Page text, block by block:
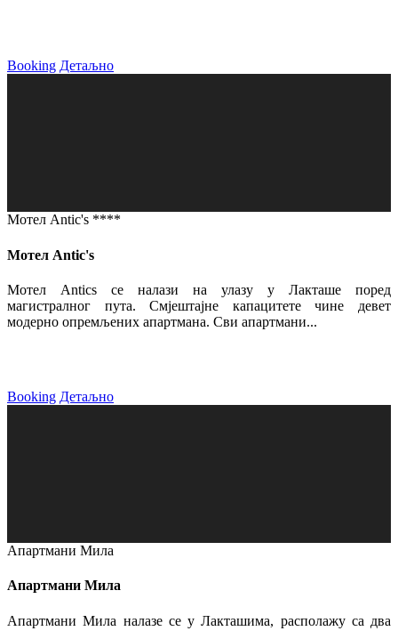
Booking Детаљно
Мотел Antic's ****
Мотел Antic's
Мотел Antics се налази на улазу у Лакташе поред
магистралног пута. Смјештајне капацитете чине девет
модерно опремљених апартмана. Сви апартмани...
Booking Детаљно
Апартмани Мила
Апартмани Мила
Апартмани Мила налазе се у Лакташима, располажу са два